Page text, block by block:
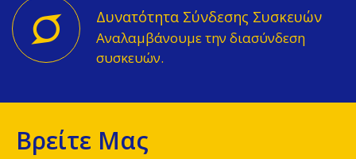
Δυνατότητα Σύνδεσης Συσκευών
Αναλαμβάνουμε την διασύνδεση
συσκευών.
Βρείτε Μας